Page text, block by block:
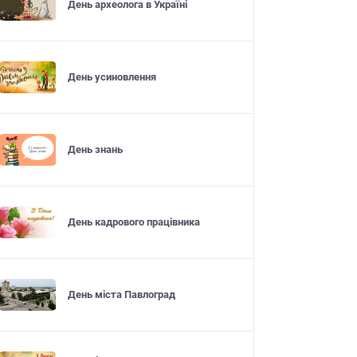
День археолога в Україні
День усиновлення
День знань
День кадрового працівника
День міста Павлоград